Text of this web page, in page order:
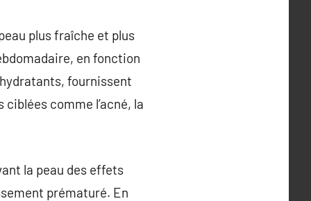
plus fraîche et plus
en fonction
fournissent
comme l’acné, la
la peau des effets
prématuré. En